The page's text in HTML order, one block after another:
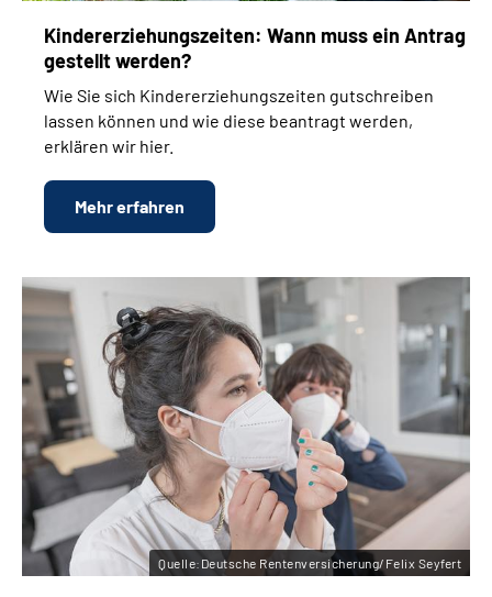
Kinder­erziehungs­zeiten: Wann muss ein Antrag
gestellt werden?
Wie Sie sich Kinder­erziehungs­zeiten gutschreiben
lassen können und wie diese beantragt werden,
erklären wir hier.
Mehr erfahren
Quelle:Deutsche Rentenversicherung/Felix Seyfert